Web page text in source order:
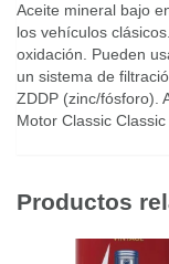
Aceite mineral bajo
los vehículos
oxidación. Pueden
un sistema de
ZDDP (zinc/fósforo).
Motor Classic
Productos